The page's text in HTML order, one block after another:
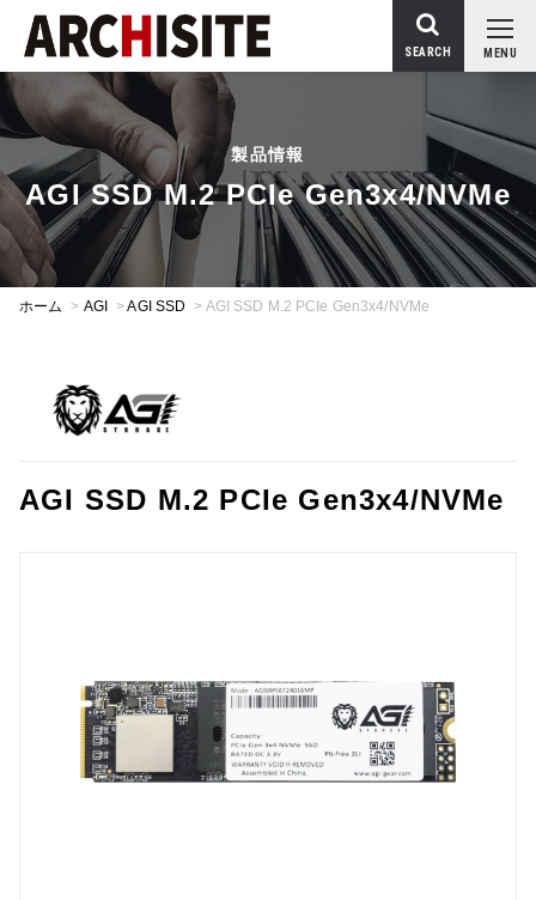
MENU
SEARCH
製品情報
AGI SSD M.2 PCIe Gen3x4/NVMe
ホーム > AGI >AGI SSD > AGI SSD M.2 PCIe Gen3x4/NVMe
AGI SSD M.2 PCIe Gen3x4/NVMe